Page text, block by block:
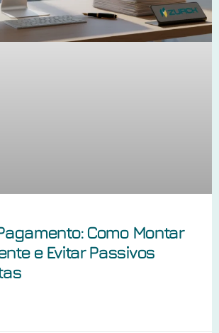
Como Montar
e Evitar Passivos